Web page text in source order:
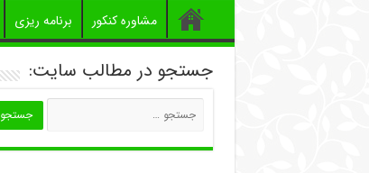
مشاوره کنکور برنامه ریزی
جستجو در مطالب سایت: